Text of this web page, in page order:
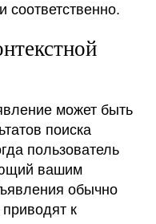
соответственно.
может быть
поиска
пользователь
вашим
обычно
к